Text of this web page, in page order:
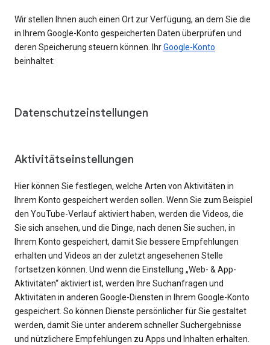
Wir stellen Ihnen auch einen Ort zur Verfügung, an dem Sie die
in Ihrem Google-Konto gespeicherten Daten überprüfen und
deren Speicherung steuern können. IhrGoogle-Konto
beinhaltet:
Datenschutzeinstellungen
Aktivitätseinstellungen
Hier können Sie festlegen, welche Arten von Aktivitäten in
Ihrem Konto gespeichert werden sollen. Wenn Sie zum Beispiel
den YouTube-Verlauf aktiviert haben, werden die Videos, die
Sie sich ansehen, und die Dinge, nach denen Sie suchen, in
Ihrem Konto gespeichert, damit Sie bessere Empfehlungen
erhalten und Videos an der zuletzt angesehenen Stelle
fortsetzen können. Und wenn die Einstellung „Web- & App-
Aktivitäten“ aktiviert ist, werden Ihre Suchanfragen und
Aktivitäten in anderen Google-Diensten in Ihrem Google-Konto
gespeichert. So können Dienste persönlicher für Sie gestaltet
werden, damit Sie unter anderem schneller Suchergebnisse
und nützlichere Empfehlungen zu Apps und Inhalten erhalten.